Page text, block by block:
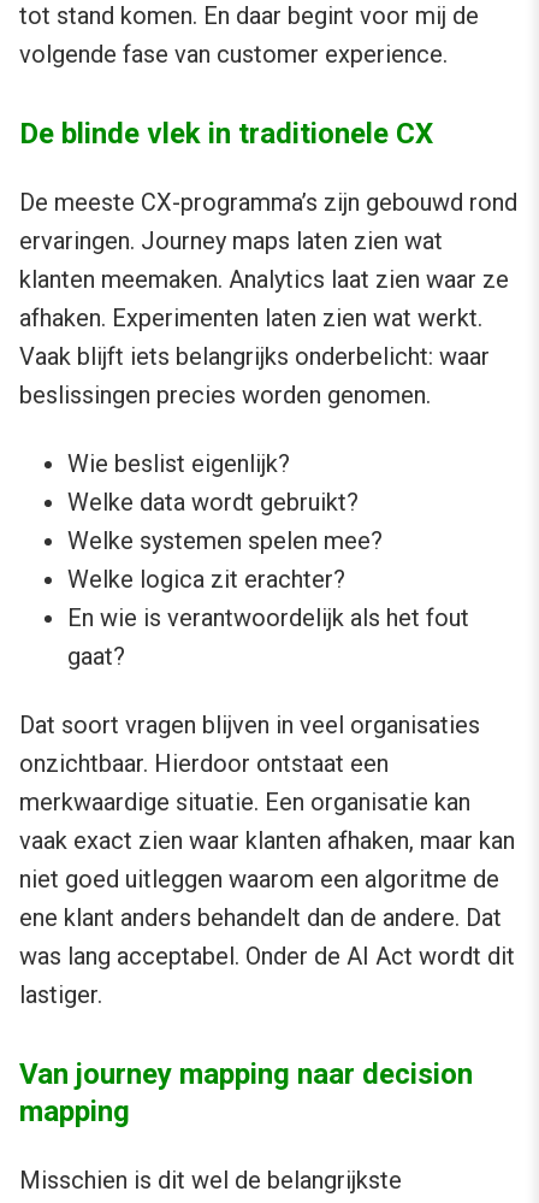
tot stand komen. En daar begint voor mij de
volgende fase van customer experience.
De blinde vlek in traditionele CX
De meeste CX-programma’s zijn gebouwd rond
ervaringen. Journey maps laten zien wat
klanten meemaken. Analytics laat zien waar ze
afhaken. Experimenten laten zien wat werkt.
Vaak blijft iets belangrijks onderbelicht: waar
beslissingen precies worden genomen.
Wie beslist eigenlijk?
Welke data wordt gebruikt?
Welke systemen spelen mee?
Welke logica zit erachter?
En wie is verantwoordelijk als het fout
gaat?
Dat soort vragen blijven in veel organisaties
onzichtbaar. Hierdoor ontstaat een
merkwaardige situatie. Een organisatie kan
vaak exact zien waar klanten afhaken, maar kan
niet goed uitleggen waarom een algoritme de
ene klant anders behandelt dan de andere. Dat
was lang acceptabel. Onder de AI Act wordt dit
lastiger.
Van journey mapping naar decision
mapping
Misschien is dit wel de belangrijkste